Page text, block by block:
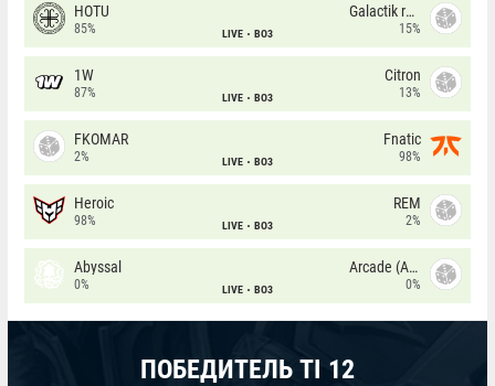
HOTU
85% LIVE BO3
Galactik rebels
15%
1W
87% LIVE BO3
Citron
13%
FKOMAR
2% LIVE BO3
Fnatic
98%
Heroic
98% LIVE BO3
REM
2%
Abyssal
0% LIVE BO3
Arcade (AU)
0%
ПОБЕДИТЕЛЬ TI 12